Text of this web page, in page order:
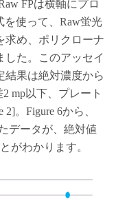
FPは横軸にプロ
を使って、Raw蛍光
求め、ポリクローナ
した。このアッセイ
結果は絶対濃度から
mp以下、プレート
。Figure 6から、
データが、絶対値
がわかります。